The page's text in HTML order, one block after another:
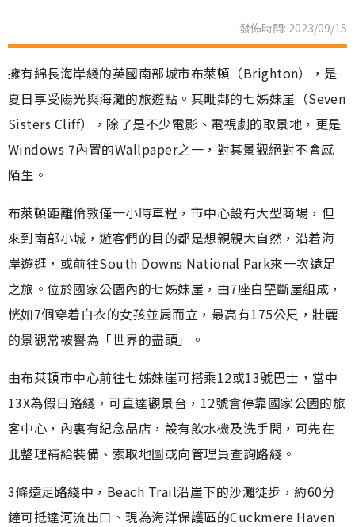
發佈時間: 2023/09/15
擁有綿長海岸綫的英國南部城市布萊頓（Brighton），是
夏日享受陽光與海灘的旅遊點。其毗鄰的七姊妹崖（Seven
Sisters Cliff），除了是不少電影、電視劇的取景地，更是
Windows 7內置的Wallpaper之一，對其景觀絕對不會感
陌生。
布萊頓距離倫敦僅一小時車程，市中心設有大型商場，但
來到南部小城，遊客們的目的都是想親親大自然，沿着海
岸遊逛，或前往South Downs National Park來一次遠足
之旅。位於國家公園內的七姊妹崖，由7座白堊斷崖組成，
恍如7個穿着白衣的女孩並肩而立，最高有175公尺，壯麗
的景觀常被譽為「世界的盡頭」。
由布萊頓市中心前往七姊妹崖可搭乘12或13號巴士，當中
13X為假日路綫，可直達觀景台，12號會停靠國家公園的旅
客中心，內裏有紀念品店，設有飲水機及洗手間，可先在
此整理補給裝備、索取地圖或向管理員查詢路綫。
3條遠足路綫中，Beach Trail沿崖下的沙灘徒步，約60分
鐘可抵達河流出口、現為海洋保護區的Cuckmere Haven